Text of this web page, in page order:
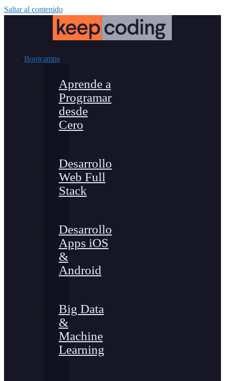
Saltar al contenido
Bootcamps
Aprende a
Programar
desde
Cero
Desarrollo
Web Full
Stack
Desarrollo
Apps iOS
&
Android
Big Data
&
Machine
Learning